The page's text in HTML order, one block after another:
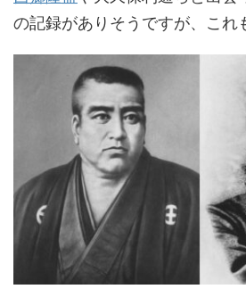
の記録がありそうですが、これ